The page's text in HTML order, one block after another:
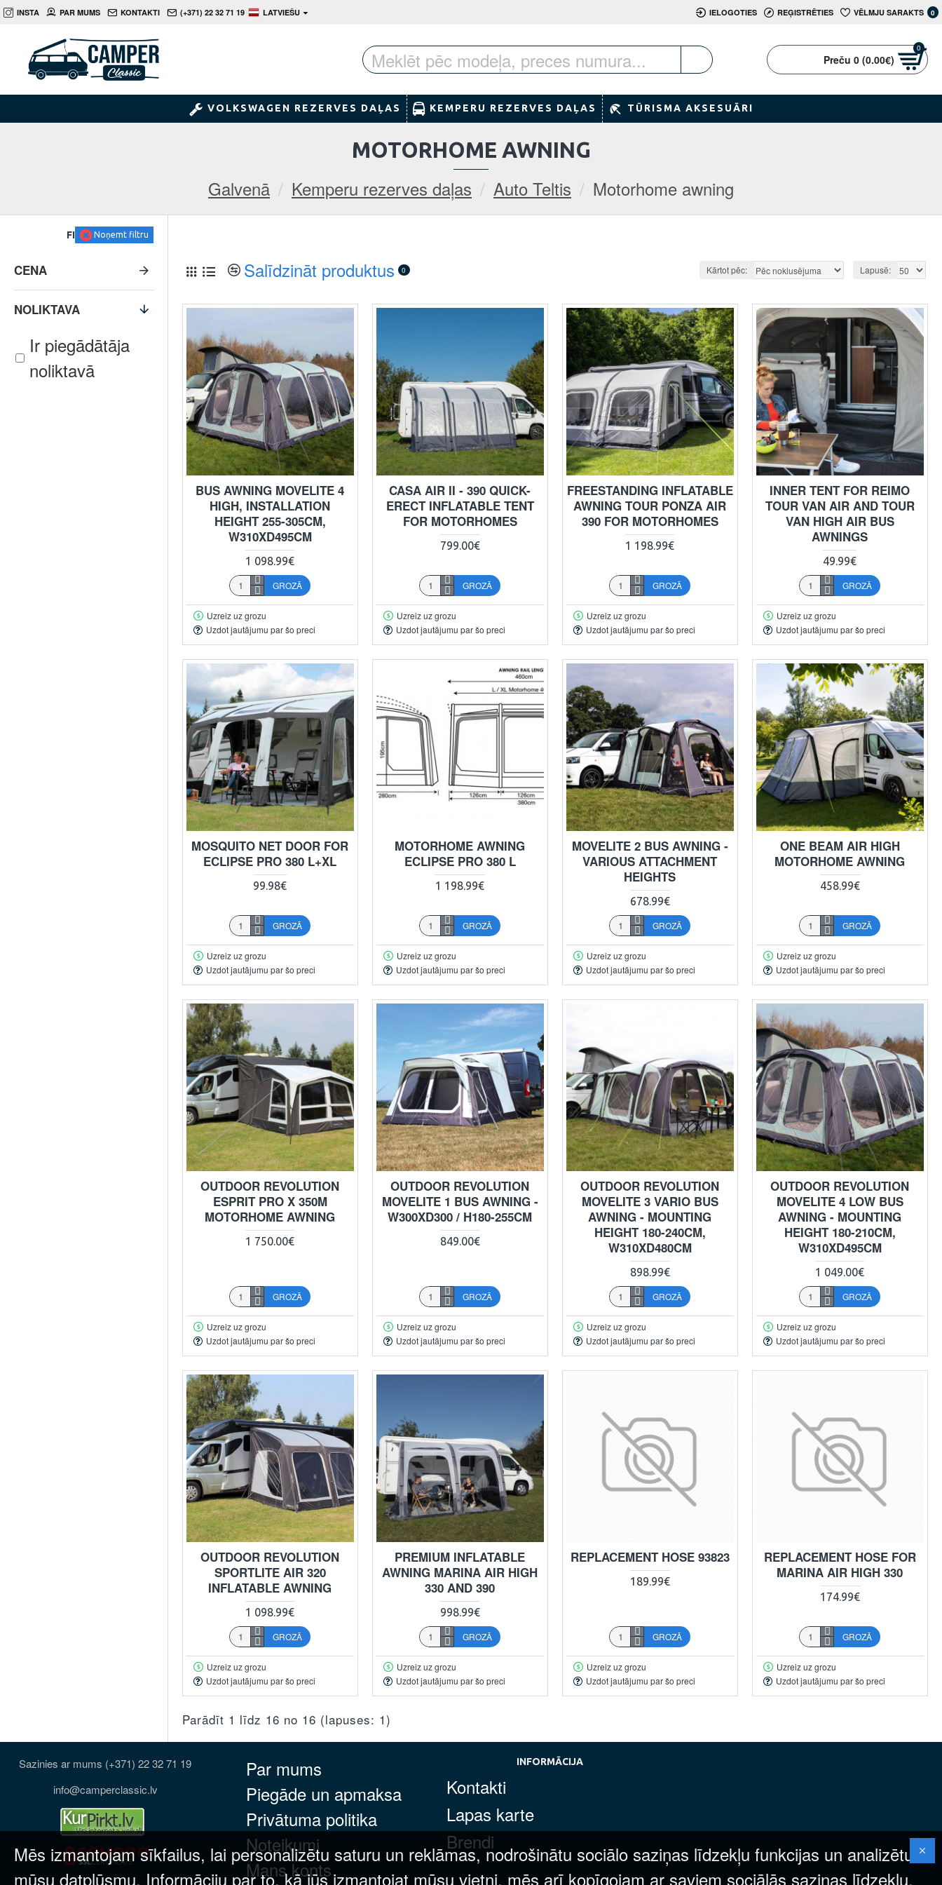
INSTA PAR MUMS KONTAKTI (+371) 22 32 71 19 LATVIEŠU IELOGOTIES REĢISTRĒTIES VĒLMJU SARAKTS 0
Preču 0 (0.00€)
0
VOLKSWAGEN REZERVES DAĻAS KEMPERU REZERVES DAĻAS TŪRISMA AKSESUĀRI
Galvenā Kemperu rezerves daļas Auto Teltis Motorhome awning
MOTORHOME AWNING
FILTRSNoņemt filtru
CENA
NOLIKTAVA
Ir piegādātāja
noliktavā
Salīdzināt produktus 0 Kārtot pēc: Lapusē:
BUS AWNING MOVELITE 4
HIGH, INSTALLATION
HEIGHT 255-305CM,
W310XD495CM
1 098.99€
GROZĀ
Uzreiz uz grozu
Uzdot jautājumu par šo preci
CASA AIR II - 390 QUICK-
ERECT INFLATABLE TENT
FOR MOTORHOMES
799.00€
GROZĀ
Uzreiz uz grozu
Uzdot jautājumu par šo preci
FREESTANDING INFLATABLE
AWNING TOUR PONZA AIR
390 FOR MOTORHOMES
1 198.99€
GROZĀ
Uzreiz uz grozu
Uzdot jautājumu par šo preci
INNER TENT FOR REIMO
TOUR VAN AIR AND TOUR
VAN HIGH AIR BUS
AWNINGS
49.99€
GROZĀ
Uzreiz uz grozu
Uzdot jautājumu par šo preci
MOSQUITO NET DOOR FOR
ECLIPSE PRO 380 L+XL
99.98€
GROZĀ
Uzreiz uz grozu
Uzdot jautājumu par šo preci
MOTORHOME AWNING
ECLIPSE PRO 380 L
1 198.99€
GROZĀ
Uzreiz uz grozu
Uzdot jautājumu par šo preci
MOVELITE 2 BUS AWNING -
VARIOUS ATTACHMENT
HEIGHTS
678.99€
GROZĀ
Uzreiz uz grozu
Uzdot jautājumu par šo preci
ONE BEAM AIR HIGH
MOTORHOME AWNING
458.99€
GROZĀ
Uzreiz uz grozu
Uzdot jautājumu par šo preci
OUTDOOR REVOLUTION
ESPRIT PRO X 350M
MOTORHOME AWNING
1 750.00€
GROZĀ
Uzreiz uz grozu
Uzdot jautājumu par šo preci
OUTDOOR REVOLUTION
MOVELITE 1 BUS AWNING -
W300XD300 / H180-255CM
849.00€
GROZĀ
Uzreiz uz grozu
Uzdot jautājumu par šo preci
OUTDOOR REVOLUTION
MOVELITE 3 VARIO BUS
AWNING - MOUNTING
HEIGHT 180-240CM,
W310XD480CM
898.99€
GROZĀ
Uzreiz uz grozu
Uzdot jautājumu par šo preci
OUTDOOR REVOLUTION
MOVELITE 4 LOW BUS
AWNING - MOUNTING
HEIGHT 180-210CM,
W310XD495CM
1 049.00€
GROZĀ
Uzreiz uz grozu
Uzdot jautājumu par šo preci
OUTDOOR REVOLUTION
SPORTLITE AIR 320
INFLATABLE AWNING
1 098.99€
GROZĀ
Uzreiz uz grozu
Uzdot jautājumu par šo preci
PREMIUM INFLATABLE
AWNING MARINA AIR HIGH
330 AND 390
998.99€
GROZĀ
Uzreiz uz grozu
Uzdot jautājumu par šo preci
REPLACEMENT HOSE 93823
189.99€
GROZĀ
Uzreiz uz grozu
Uzdot jautājumu par šo preci
REPLACEMENT HOSE FOR
MARINA AIR HIGH 330
174.99€
GROZĀ
Uzreiz uz grozu
Uzdot jautājumu par šo preci
Parādīt 1 līdz 16 no 16 (lapuses: 1)
Sazinies ar mums (+371) 22 32 71 19
info@camperclassic.lv
Par mums
Piegāde un apmaksa
Privātuma politika
Noteikumi
Mans konts
INFORMĀCIJA
Kontakti
Lapas karte
Brendi
Mēs izmantojam sīkfailus, lai personalizētu saturu un reklāmas, nodrošinātu sociālo saziņas līdzekļu funkcijas un analizētu
mūsu datplūsmu. Informāciju par to, kā jūs izmantojat mūsu vietni, mēs arī kopīgojam ar saviem sociālās saziņas līdzekļu,